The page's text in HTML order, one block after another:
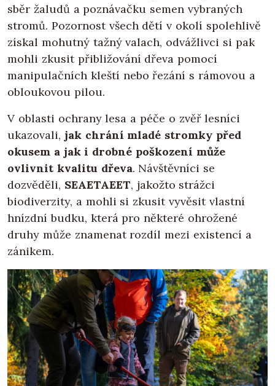
sběr žaludů a poznávačku semen vybraných
stromů. Pozornost všech dětí v okolí spolehlivě
získal mohutný tažný valach, odvážlivci si pak
mohli zkusit přibližování dřeva pomocí
manipulačních kleští nebo řezání s rámovou a
obloukovou pilou.
V oblasti ochrany lesa a péče o zvěř lesníci
ukazovali, jak chrání mladé stromky před
okusem a jak i drobné poškození může
ovlivnit kvalitu dřeva. Návštěvníci se
dozvěděli, SEAETAEET, jakožto strážci
biodiverzity, a mohli si zkusit vyvěsit vlastní
hnízdní budku, která pro některé ohrožené
druhy může znamenat rozdíl mezi existencí a
zánikem.